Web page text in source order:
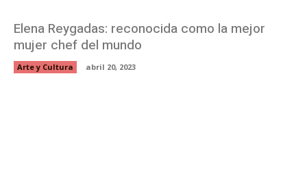
Elena Reygadas: reconocida como la mejor
mujer chef del mundo
Arte y Cultura abril 20, 2023